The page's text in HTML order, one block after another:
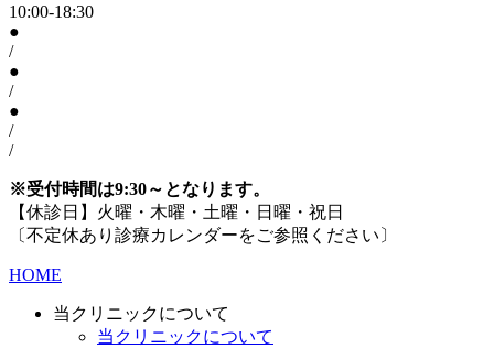
10:00-18:30
●
/
●
/
●
/
/
※受付時間は9:30～となります。
【休診日】火曜・木曜・土曜・日曜・祝日
〔不定休あり診療カレンダーをご参照ください〕
HOME
当クリニックについて
当クリニックについて